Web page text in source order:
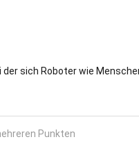
sich Roboter wie
Punkten